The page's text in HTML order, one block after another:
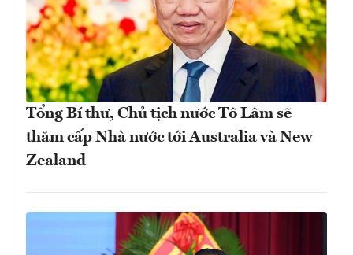
Tổng Bí thư, Chủ tịch nước Tô Lâm sẽ
thăm cấp Nhà nước tới Australia và New
Zealand